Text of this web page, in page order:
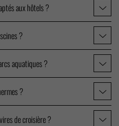
aux hôtels ?
?
aquatiques ?
?
de croisière ?